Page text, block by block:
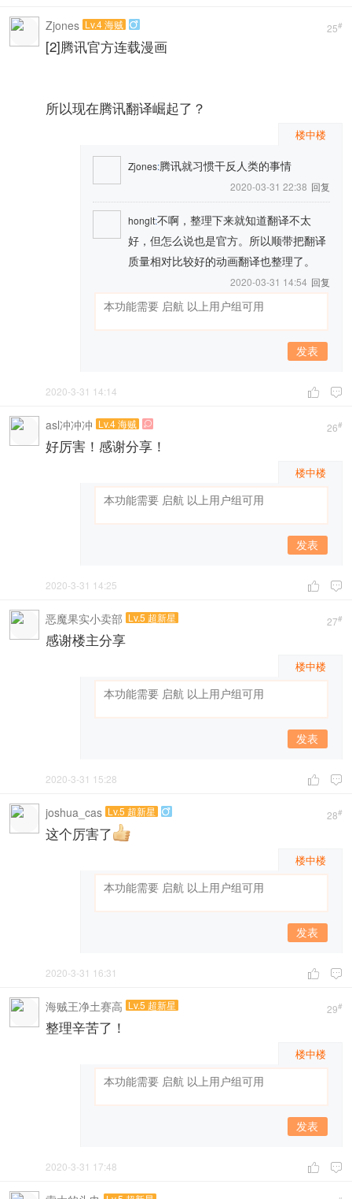
25#
Zjones Lv.4 海贼 
[2]腾讯官方连载漫画
所以现在腾讯翻译崛起了？
楼中楼
Zjones:腾讯就习惯干反人类的事情
2020-03-31 22:38 回复
honglt:不啊，整理下来就知道翻译不太
好，但怎么说也是官方。所以顺带把翻译
质量相对比较好的动画翻译也整理了。
2020-03-31 14:54 回复
发表
 
2020-3-31 14:14
26#
asl冲冲冲 Lv.4 海贼 
好厉害！感谢分享！
楼中楼
发表
 
2020-3-31 14:25
27#
恶魔果实小卖部 Lv.5 超新星
感谢楼主分享
楼中楼
发表
 
2020-3-31 15:28
28#
joshua_cas Lv.5 超新星 
这个厉害了
楼中楼
发表
 
2020-3-31 16:31
29#
海贼王净土赛高 Lv.5 超新星
整理辛苦了！
楼中楼
发表
 
2020-3-31 17:48